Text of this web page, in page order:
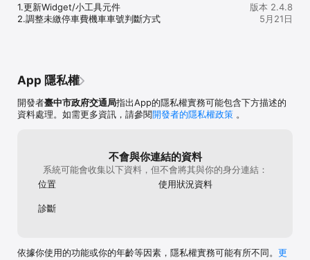
您的意見回饋
1.更新Widget/小工具元件
2.調整未繳停車費機車車號判斷方式
版本 2.4.8
5月21日
App 隱私權
開發者臺中市政府交通局指出App的隱私權實務可能包含下方描述的
資料處理。如需更多資訊，請參閱開發者的隱私權政策 。
不會與你連結的資料
系統可能會收集以下資料，但不會將其與你的身分連結：
位置
使用狀況資料
診斷
依據你使用的功能或你的年齡等因素，隱私權實務可能有所不同。 更